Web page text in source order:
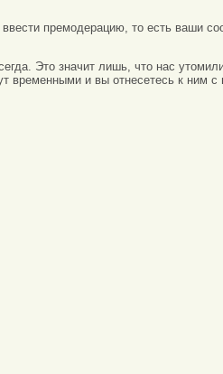
премодерацию, то есть ваши
Это значит лишь, что нас
временными и вы отнесетесь к ним с